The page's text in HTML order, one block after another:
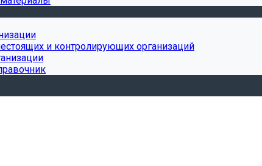
и контролирующих организаций